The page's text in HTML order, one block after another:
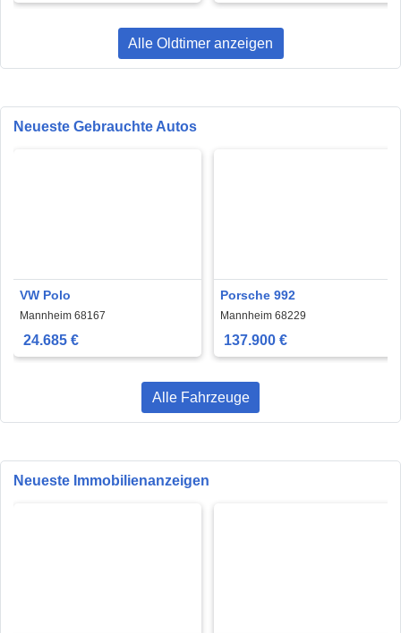
Alle Oldtimer anzeigen
Neueste Gebrauchte Autos
VW Polo
Mannheim 68167
24.685 €
Porsche 992
Mannheim 68229
137.900 €
Alle Fahrzeuge
Neueste Immobilienanzeigen